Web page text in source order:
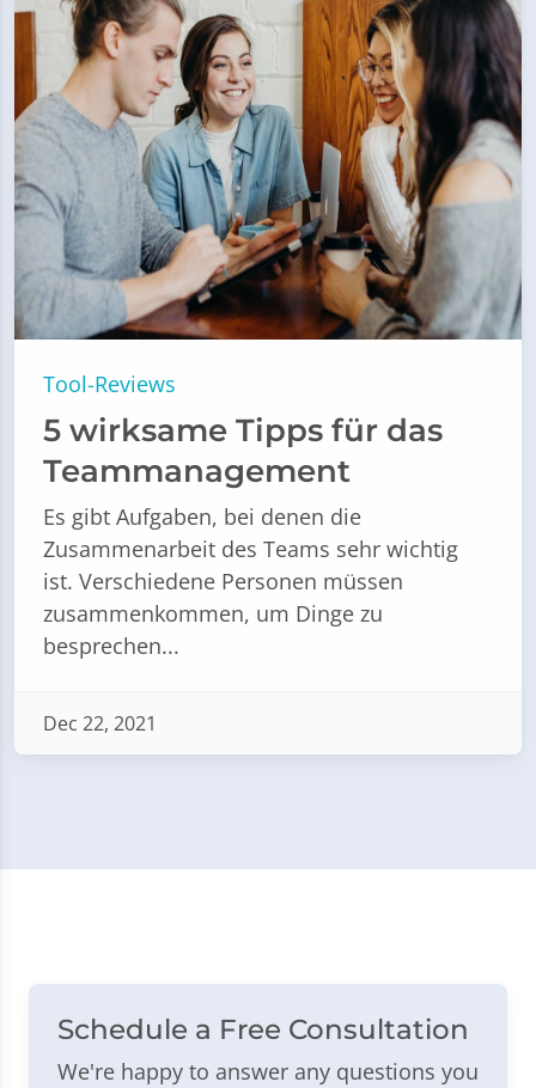
Tool-Reviews
5 wirksame Tipps für das
Teammanagement
Es gibt Aufgaben, bei denen die
Zusammenarbeit des Teams sehr wichtig
ist. Verschiedene Personen müssen
zusammenkommen, um Dinge zu
besprechen...
Dec 22, 2021
Schedule a Free Consultation
We're happy to answer any questions you